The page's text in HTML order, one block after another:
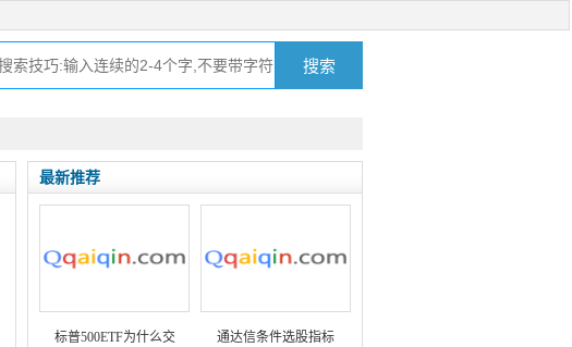
最新推荐
标普500ETF为什么交 通达信条件选股指标